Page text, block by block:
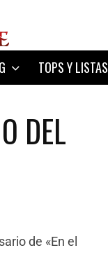
TOPS Y LISTAS
DEL
de «En el